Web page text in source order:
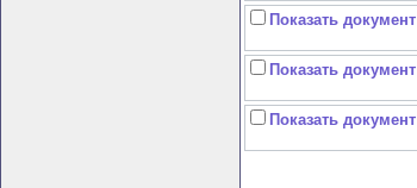
Показать документ
Показать документ
Показать документ